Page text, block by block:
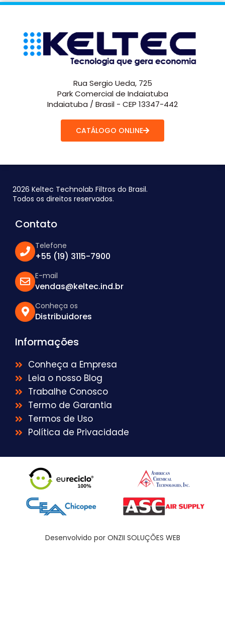
Rua Sergio Ueda, 725
Park Comercial de Indaiatuba
Indaiatuba / Brasil - CEP 13347-442
CATÁLOGO ONLINE
2026 Keltec Technolab Filtros do Brasil.
Todos os direitos reservados.
Contato
Telefone
+55 (19) 3115-7900
E-mail
vendas@keltec.ind.br
Conheça os
Distribuidores
Informações
Conheça a Empresa
Leia o nosso Blog
Trabalhe Conosco
Termo de Garantia
Termos de Uso
Política de Privacidade
Desenvolvido por ONZII SOLUÇÕES WEB